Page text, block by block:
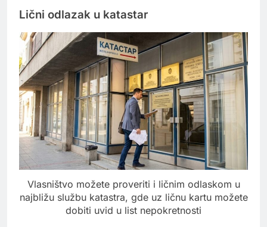
Lični odlazak u katastar
Vlasništvo možete proveriti i ličnim odlaskom u
najbližu službu katastra, gde uz ličnu kartu možete
dobiti uvid u list nepokretnosti